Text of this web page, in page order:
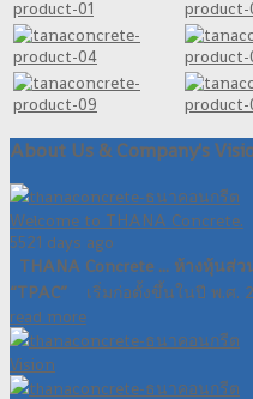
About Us & Company's
Welcome to THANA Concrete.
5521 days ago
THANA Concrete ... ห้างหุ้นส่
“TPAC”
เริ่มก่อตั้งขึ้นในปี พ.ศ.
read more
Vision